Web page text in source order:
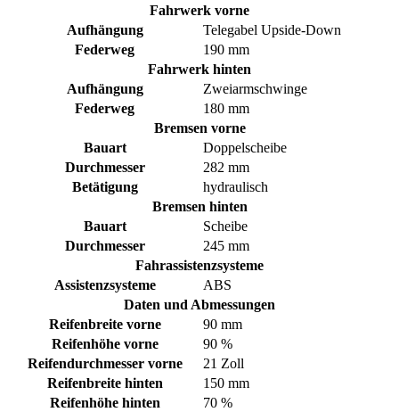
Fahrwerk vorne
Aufhängung
Telegabel Upside-Down
Federweg
190 mm
Fahrwerk hinten
Aufhängung
Zweiarmschwinge
Federweg
180 mm
Bremsen vorne
Bauart
Doppelscheibe
Durchmesser
282 mm
Betätigung
hydraulisch
Bremsen hinten
Bauart
Scheibe
Durchmesser
245 mm
Fahrassistenzsysteme
Assistenzsysteme
ABS
Daten und Abmessungen
Reifenbreite vorne
90 mm
Reifenhöhe vorne
90 %
Reifendurchmesser vorne
21 Zoll
Reifenbreite hinten
150 mm
Reifenhöhe hinten
70 %